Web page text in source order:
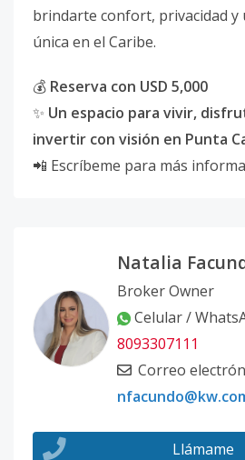
brindarte confort, privacidad y
única en el Caribe.
💰 Reserva con USD 5,000
✨ Un espacio para vivir,
invertir con visión en Punta
📲 Escríbeme para más
Natalia
Broker Owner
Celular /
8093307111
Correo
Llámame